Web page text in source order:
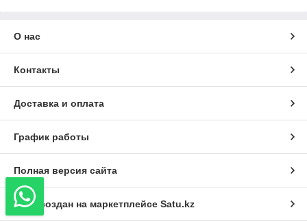
О нас
Контакты
Доставка и оплата
График работы
Полная версия сайта
Сайт создан на маркетплейсе Satu.kz